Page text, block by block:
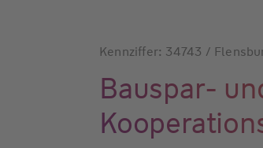
Kennziffer: 34743 /
Bauspar-